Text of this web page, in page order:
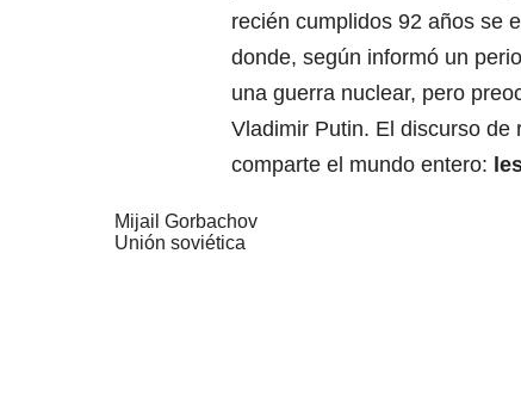
recién cumplidos 92 años se
donde, según informó un
una guerra nuclear, pero
Vladimir Putin. El discurso de
comparte el mundo entero:
Mijail Gorbachov
Unión soviética